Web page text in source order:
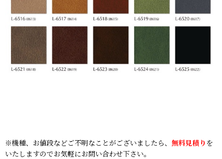
※機種、お値段などご不明なことがございましたら、 無料見積り を
いたしますのでお気軽にお問い合わせ下さい。